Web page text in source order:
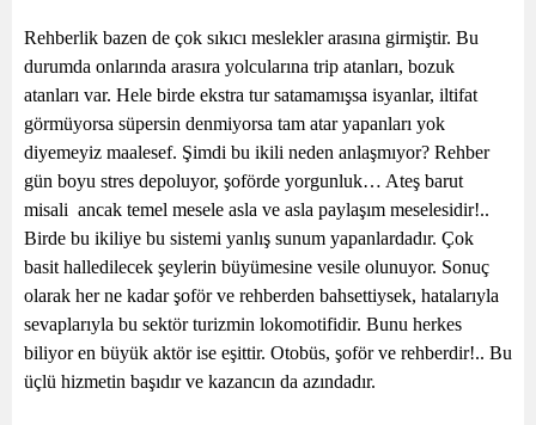
Rehberlik bazen de çok sıkıcı meslekler arasına girmiştir. Bu
durumda onlarında arasıra yolcularına trip atanları, bozuk
atanları var. Hele birde ekstra tur satamamışsa isyanlar, iltifat
görmüyorsa süpersin denmiyorsa tam atar yapanları yok
diyemeyiz maalesef. Şimdi bu ikili neden anlaşmıyor? Rehber
gün boyu stres depoluyor, şoförde yorgunluk… Ateş barut
misali ancak temel mesele asla ve asla paylaşım meselesidir!..
Birde bu ikiliye bu sistemi yanlış sunum yapanlardadır. Çok
basit halledilecek şeylerin büyümesine vesile olunuyor. Sonuç
olarak her ne kadar şoför ve rehberden bahsettiysek, hatalarıyla
sevaplarıyla bu sektör turizmin lokomotifidir. Bunu herkes
biliyor en büyük aktör ise eşittir. Otobüs, şoför ve rehberdir!.. Bu
üçlü hizmetin başıdır ve kazancın da azındadır.